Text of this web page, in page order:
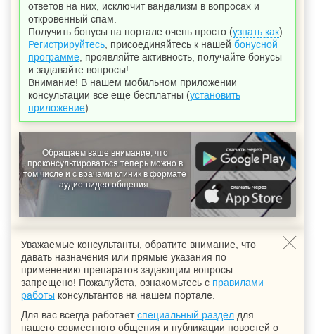
ответов на них, исключит вандализм в вопросах и
откровенный спам.
Получить бонусы на портале очень просто (узнать как).
Регистрируйтесь , присоединяйтесь к нашей бонусной
программе , проявляйте активность, получайте бонусы
и задавайте вопросы!
Внимание! В нашем мобильном приложении
консультации все еще бесплатны (установить
приложение).
Обращаем ваше внимание, что
проконсультироваться теперь можно в
том числе и с врачами клиник в формате
аудио-видео общения.
Уважаемые консультанты, обратите внимание, что
давать назначения или прямые указания по
применению препаратов задающим вопросы –
запрещено! Пожалуйста, ознакомьтесь с правилами
работы консультантов на нашем портале.
Для вас всегда работаетспециальный раздел для
нашего совместного общения и публикации новостей о